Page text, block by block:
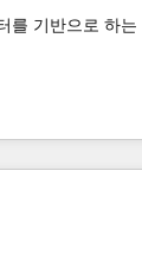
를 기반으로 하